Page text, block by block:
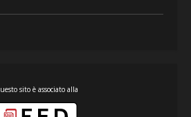
sito è associato alla